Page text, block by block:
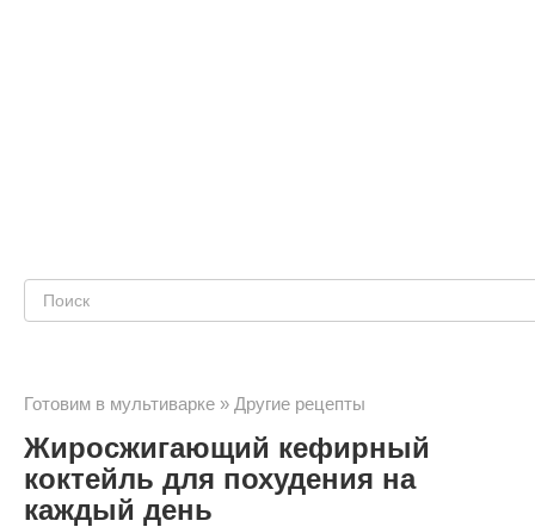
Поиск:
Готовим в мультиварке » Другие рецепты
Жиросжигающий кефирный
коктейль для похудения на
каждый день